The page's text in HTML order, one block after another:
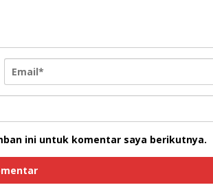
ini untuk komentar saya berikutnya.